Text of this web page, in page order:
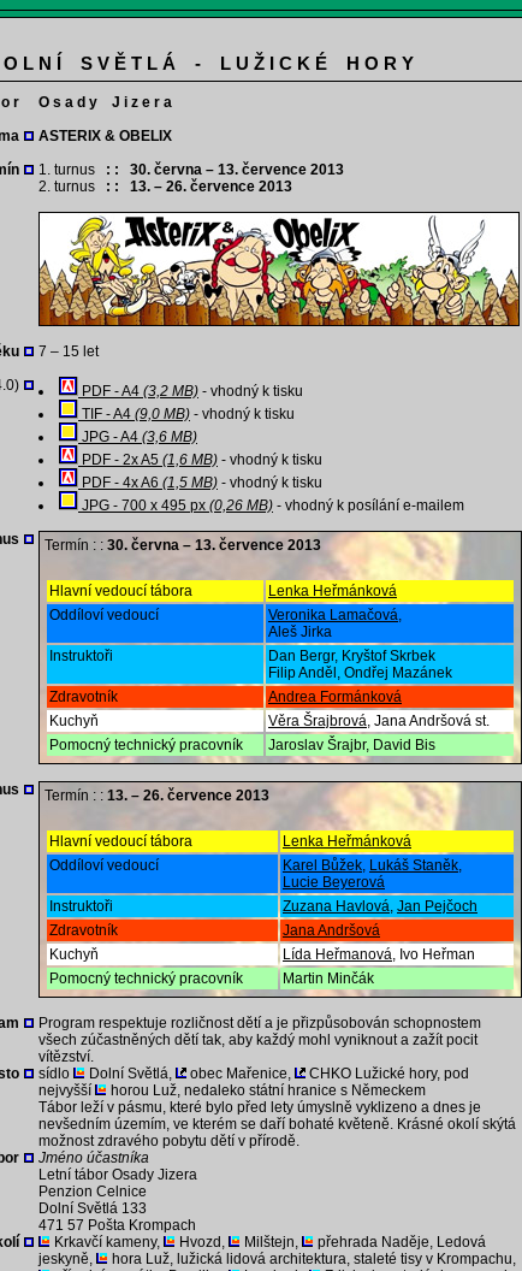
L N Í S V Ě T L Á - L U Ž I C K É H O R Y
r
O s a d y J i z e r a
ASTERIX & OBELIX
1. turnus : : 30. června – 13. července 2013
2. turnus : : 13. – 26. července 2013
7 – 15 let
PDF - A4 (3,2 MB) - vhodný k tisku
TIF - A4 (9,0 MB) - vhodný k tisku
JPG - A4 (3,6 MB)
PDF - 2x A5 (1,6 MB) - vhodný k tisku
PDF - 4x A6 (1,5 MB) - vhodný k tisku
JPG - 700 x 495 px (0,26 MB) - vhodný k posílání e-mailem
Termín : : 30. června – 13. července 2013
Hlavní vedoucí tábora
Lenka Heřmánková
Oddíloví vedoucí
Veronika Lamačová,
Aleš Jirka
Instruktoři
Dan Bergr, Kryštof Skrbek
Filip Anděl, Ondřej Mazánek
Zdravotník
Andrea Formánková
Kuchyň
Věra Šrajbrová, Jana Andršová st.
Pomocný technický pracovník
Jaroslav Šrajbr, David Bis
Termín : : 13. – 26. července 2013
Hlavní vedoucí tábora
Lenka Heřmánková
Oddíloví vedoucí
Karel Bůžek, Lukáš Staněk,
Lucie Beyerová
Instruktoři
Zuzana Havlová, Jan Pejčoch
Zdravotník
Jana Andršová
Kuchyň
Lída Heřmanová, Ivo Heřman
Pomocný technický pracovník
Martin Minčák
Program respektuje rozličnost dětí a je přizpůsobován schopnostem
všech zúčastněných dětí tak, aby každý mohl vyniknout a zažít pocit
vítězství.
sídlo Dolní Světlá, obec Mařenice,
CHKO Lužické hory, pod
nejvyšší
horou Luž, nedaleko státní hranice s Německem
Tábor leží v pásmu, které bylo před lety úmyslně vyklizeno a dnes je
nevšedním územím, ve kterém se daří bohaté květeně. Krásné okolí skýtá
možnost zdravého pobytu dětí v přírodě.
Jméno účastníka
Letní tábor Osady Jizera
Penzion Celnice
Dolní Světlá 133
471 57 Pošta Krompach
Krkavčí kameny, Hvozd, Milštejn,
přehrada Naděje, Ledová
jeskyně,
hora Luž, lužická lidová architektura, staleté tisy v Krompachu,